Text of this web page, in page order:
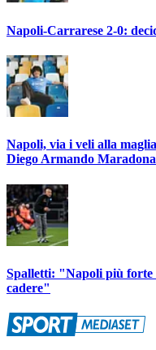
Napoli-Carrarese 2-0:
Napoli, via i veli alla
Diego Armando Maradona
Spalletti: "Napoli più forte
cadere"